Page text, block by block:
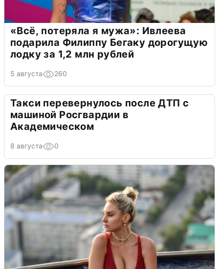
«Всё, потеряла я мужа»: Ивлеева
подарила Филиппу Бегаку дорогущую
лодку за 1,2 млн рублей
5 августа 260
Такси перевернулось после ДТП с
машиной Росгвардии в
Академическом
8 августа 0